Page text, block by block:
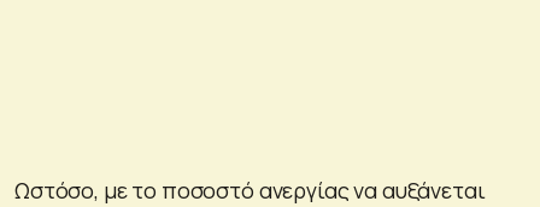
Ωστόσο, με το ποσοστό ανεργίας να αυξάνεται